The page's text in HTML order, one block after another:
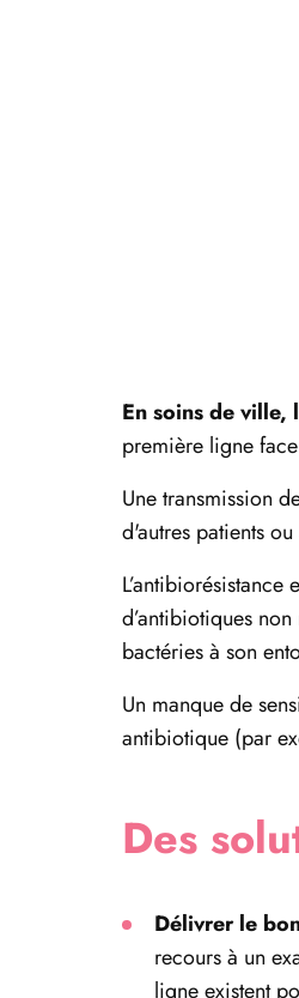
En soins de ville,
première ligne
Une transmission
d'autres patients
d’antibiotiques
bactéries à son
Un manque de
antibiotique (par
Des
Délivrer le
recours à un
ligne existent